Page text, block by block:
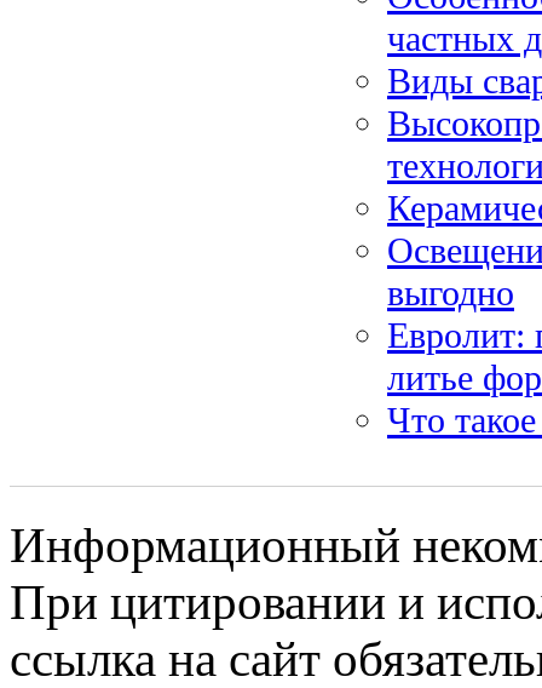
частных
Виды
выгодно
Евролит:
литье
Что
Информационный
При цитировании и
ссылка на сайт